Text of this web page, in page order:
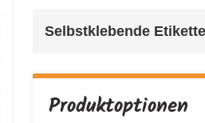
Selbstklebende
Produktoptionen